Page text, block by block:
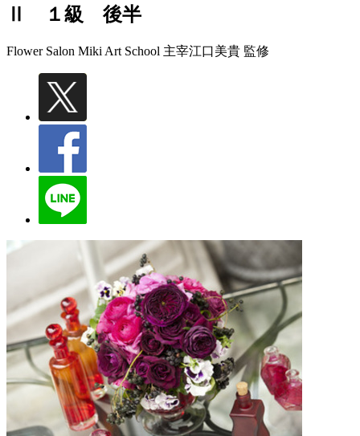
Ⅱ １級 後半
Flower Salon Miki Art School 主宰江口美貴 監修